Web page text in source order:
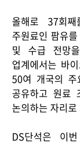
Careers
올해로 37회
주원료인 팜유
및 수급 전망
업계에서는 바
50여 개국의
공유하고 원료
논의하는 자리
DS단석은 이